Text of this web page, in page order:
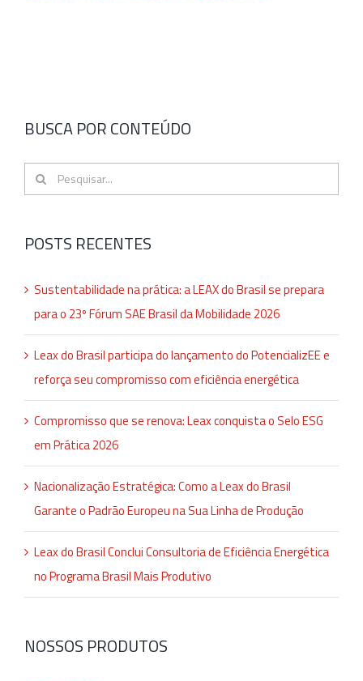
BUSCA POR CONTEÚDO
Buscar
resultados
POSTS RECENTES
Sustentabilidade na prática: a LEAX do Brasil se prepara
para o 23º Fórum SAE Brasil da Mobilidade 2026
Leax do Brasil participa do lançamento do PotencializEE e
reforça seu compromisso com eficiência energética
Compromisso que se renova: Leax conquista o Selo ESG
em Prática 2026
Nacionalização Estratégica: Como a Leax do Brasil
Garante o Padrão Europeu na Sua Linha de Produção
Leax do Brasil Conclui Consultoria de Eficiência Energética
no Programa Brasil Mais Produtivo
NOSSOS PRODUTOS